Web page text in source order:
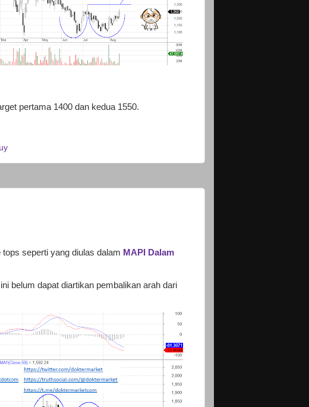
pertama 1400 dan kedua 1550.
seperti yang diulas dalam MAPI Dalam
belum dapat diartikan pembalikan arah dari